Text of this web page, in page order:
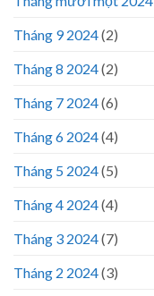
Tháng 9 2024(2)
Tháng 8 2024(2)
Tháng 7 2024(6)
Tháng 6 2024(4)
Tháng 5 2024(5)
Tháng 4 2024(4)
Tháng 3 2024(7)
Tháng 2 2024(3)